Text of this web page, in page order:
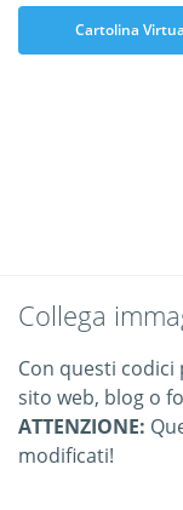
Cartolina
Collega
Con questi
sito web, blog o
ATTENZIONE:
modificati!